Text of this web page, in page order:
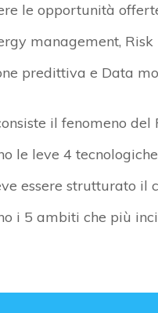
le opportunità
management,
predittiva e Data
il fenomeno del
le leve 4
essere strutturato il
i 5 ambiti che più